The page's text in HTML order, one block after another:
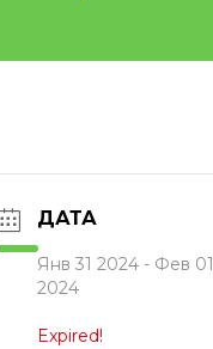
ДАТА
Янв 31 2024 - Фев 01
2024
Expired!